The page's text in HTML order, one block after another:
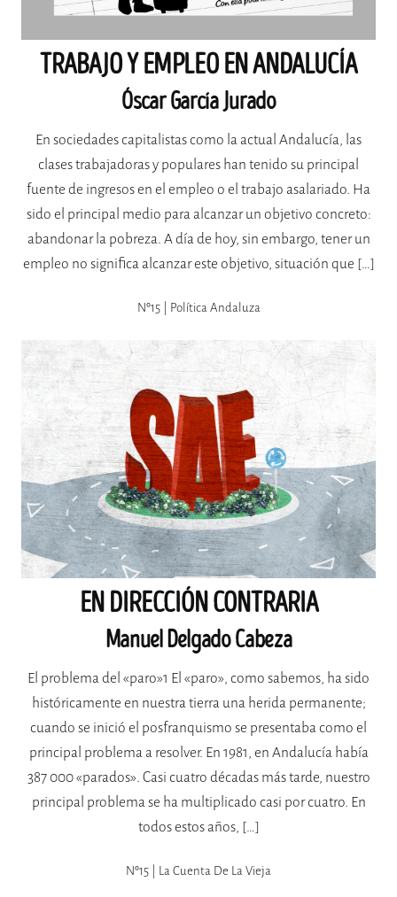
TRABAJO Y EMPLEO EN ANDALUCÍA
Óscar García Jurado
En sociedades capitalistas como la actual Andalucía, las
clases trabajadoras y populares han tenido su principal
fuente de ingresos en el empleo o el trabajo asalariado. Ha
sido el principal medio para alcanzar un objetivo concreto:
abandonar la pobreza. A día de hoy, sin embargo, tener un
empleo no significa alcanzar este objetivo, situación que […]
Nº15 | Política Andaluza
EN DIRECCIÓN CONTRARIA
Manuel Delgado Cabeza
El problema del «paro»1 El «paro», como sabemos, ha sido
históricamente en nuestra tierra una herida permanente;
cuando se inició el posfranquismo se presentaba como el
principal problema a resolver. En 1981, en Andalucía había
387 000 «parados». Casi cuatro décadas más tarde, nuestro
principal problema se ha multiplicado casi por cuatro. En
todos estos años, […]
Nº15 | La Cuenta De La Vieja